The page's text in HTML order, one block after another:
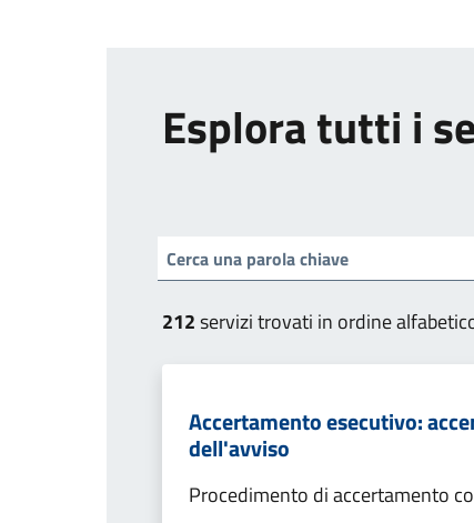
Esplora tutti i
212servizi trovati in ordine
Accertamento esecutivo:
dell'avviso
Procedimento di accertamento